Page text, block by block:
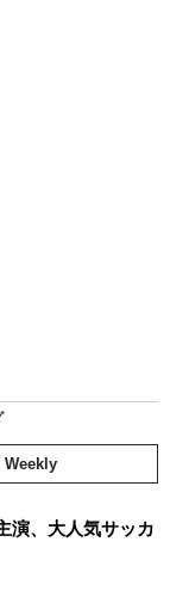
Weekly
演、大人気サッカ